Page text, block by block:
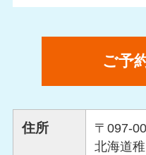
ご予
住所
〒097-
北海道